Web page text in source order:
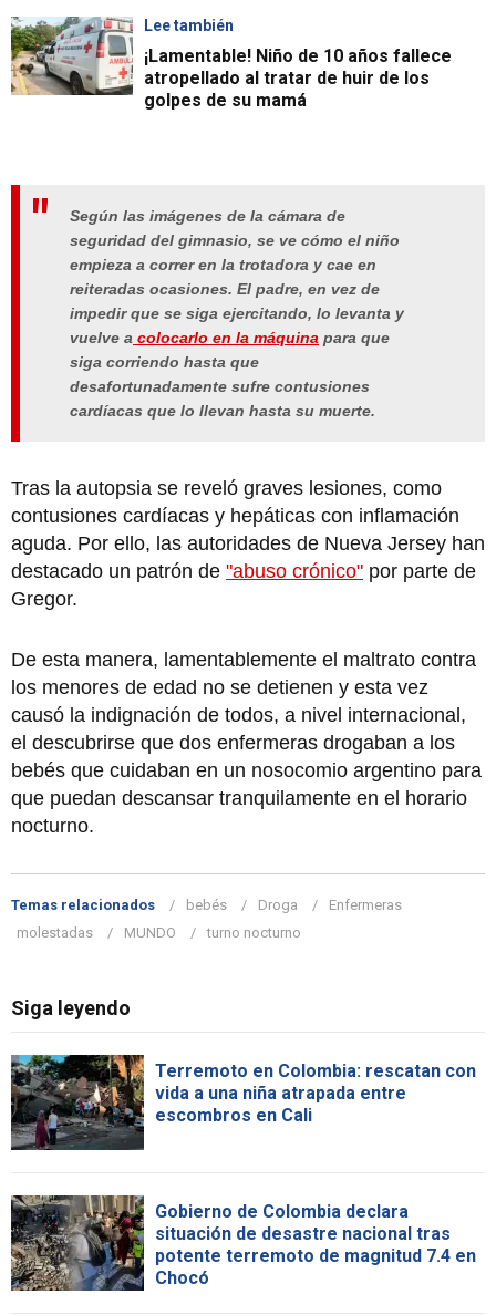
Lee también
¡Lamentable! Niño de 10 años fallece
atropellado al tratar de huir de los
golpes de su mamá
Según las imágenes de la cámara de
seguridad del gimnasio, se ve cómo el niño
empieza a correr en la trotadora y cae en
reiteradas ocasiones. El padre, en vez de
impedir que se siga ejercitando, lo levanta y
vuelve a colocarlo en la máquina para que
siga corriendo hasta que
desafortunadamente sufre contusiones
cardíacas que lo llevan hasta su muerte.
Tras la autopsia se reveló graves lesiones, como
contusiones cardíacas y hepáticas con inflamación
aguda. Por ello, las autoridades de Nueva Jersey han
destacado un patrón de "abuso crónico" por parte de
Gregor.
De esta manera, lamentablemente el maltrato contra
los menores de edad no se detienen y esta vez
causó la indignación de todos, a nivel internacional,
el descubrirse que dos enfermeras drogaban a los
bebés que cuidaban en un nosocomio argentino para
que puedan descansar tranquilamente en el horario
nocturno.
Temas relacionados bebés Droga
Enfermeras
molestadas
MUNDO turno nocturno
Siga leyendo
Terremoto en Colombia: rescatan con
vida a una niña atrapada entre
escombros en Cali
Gobierno de Colombia declara
situación de desastre nacional tras
potente terremoto de magnitud 7.4 en
Chocó